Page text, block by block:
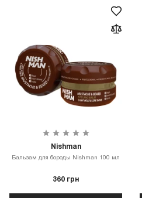
Nishman
Бальзам для бороды Nishman 100 мл
360 грн